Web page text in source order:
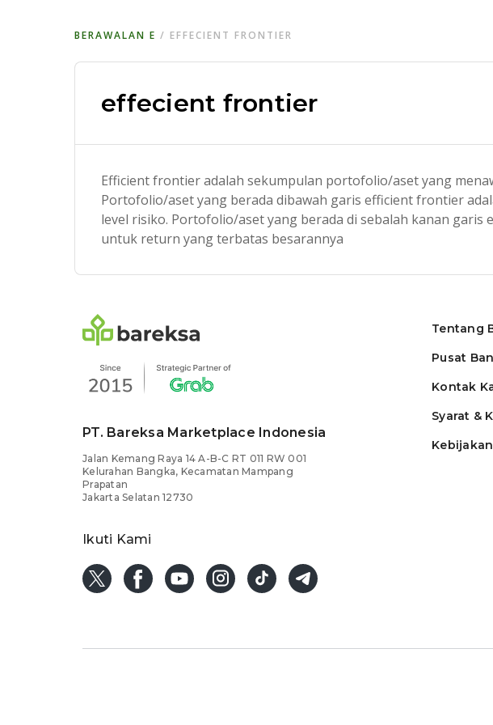
BERAWALAN E / EFFECIENT FRONTIER
effecient frontier
Efficient frontier adalah sekumpulan portofolio/aset yang
Portofolio/aset yang berada dibawah garis efficient frontier
level risiko. Portofolio/aset yang berada di sebalah kanan
untuk return yang terbatas besarannya
PT. Bareksa Marketplace Indonesia
Jalan Kemang Raya 14 A-B-C RT 011 RW 001
Kelurahan Bangka, Kecamatan Mampang
Prapatan
Jakarta Selatan 12730
Ikuti Kami
Tentang
Pusat
Kontak
Syarat &